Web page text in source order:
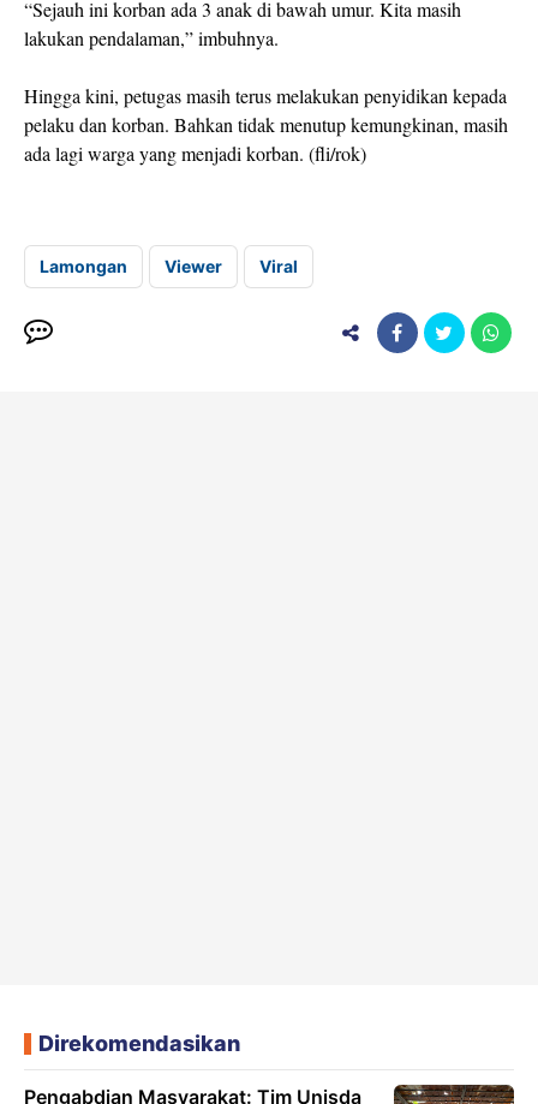
“Sejauh ini korban ada 3 anak di bawah umur. Kita masih
lakukan pendalaman,” imbuhnya.
Hingga kini, petugas masih terus melakukan penyidikan kepada
pelaku dan korban. Bahkan tidak menutup kemungkinan, masih
ada lagi warga yang menjadi korban. (fli/rok)
Lamongan Viewer Viral
Direkomendasikan
Pengabdian Masyarakat: Tim Unisda